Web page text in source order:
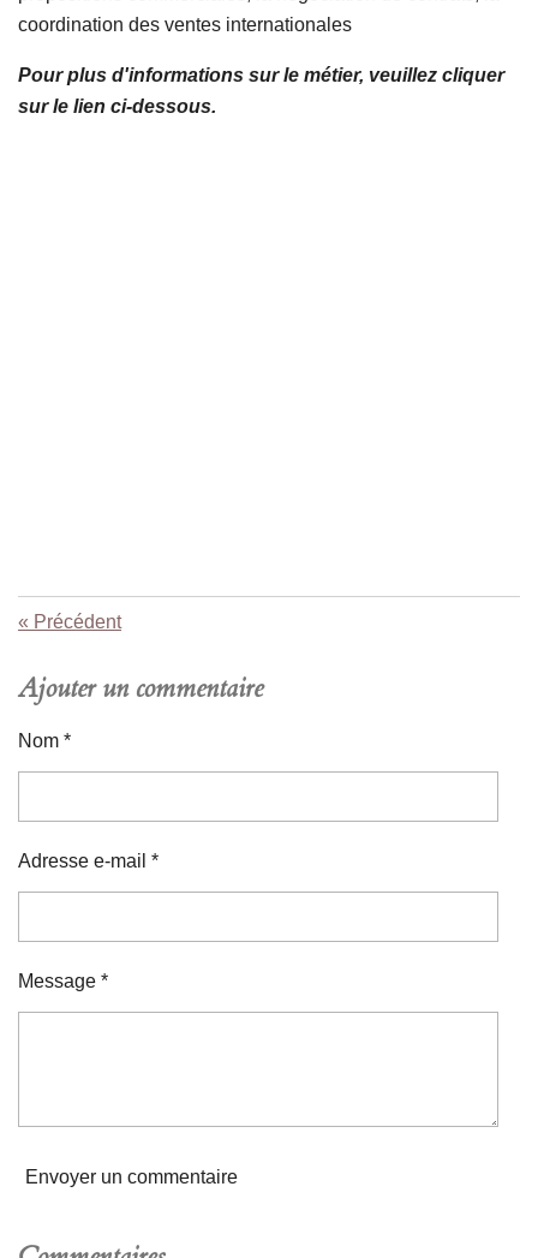
coordination des ventes internationales
Pour plus d'informations sur le métier, veuillez cliquer
sur le lien ci-dessous.
« Précédent
Ajouter un commentaire
Nom *
Adresse e-mail *
Message *
Envoyer un commentaire